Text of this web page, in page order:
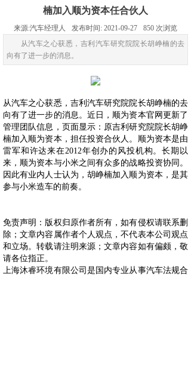
楠加入顺为资本任合伙人
来源:汽车经理人 发布时间: 2021-09-27 850 次浏览
从汽车之心获悉，吉利汽车研究院院长胡峥楠的去
向有了进一步的消息。
从汽车之心获悉，吉利汽车研究院院长胡峥楠的去
向有了进一步的消息。近日，顺为资本官网更新了
管理团队信息，页面显示：原吉利研究院院长胡峥
楠加入顺为资本，担任投资合伙人。顺为资本是由
雷军和许达来在2012年创办的风投机构。长期以
来，顺为资本与小米之间有众多的战略投资协同。
因此有业内人士认为，胡峥楠加入顺为资本，是其
参与小米造车的前奏。
免责声明：版权归原作者所有，如有侵权请联系删
除；文章内容属作者个人观点，不代表本公司观点
和立场。转载请注明来源；文章内容如有偏颇，敬
请各位指正。
上海沐睿环境有限公司是国内专业从事汽车法规合